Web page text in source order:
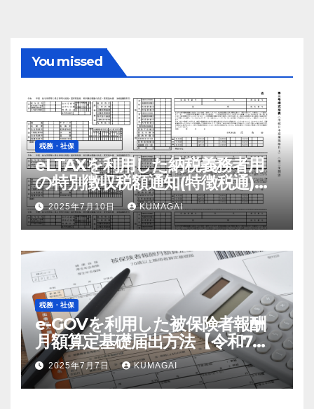
You missed
税務・社保
eLTAXを利用した納税義務者用
の特別徴収税額通知(特徴税通)の
配布および確認の流れ【令和7
年；2025年】
2025年7月10日 KUMAGAI
税務・社保
e-GOVを利用した被保険者報酬
月額算定基礎届出方法【令和7
年；2025年届出】
2025年7月7日 KUMAGAI